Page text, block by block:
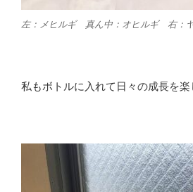
左：メヒルギ 真ん中：オヒルギ 右：
私もボトルに入れて日々の成長を楽